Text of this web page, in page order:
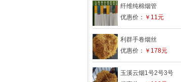
纤维纯棉烟管
优惠价： ￥11元
利群手卷烟丝
优惠价： ￥178元
玉溪云烟1号2号3号